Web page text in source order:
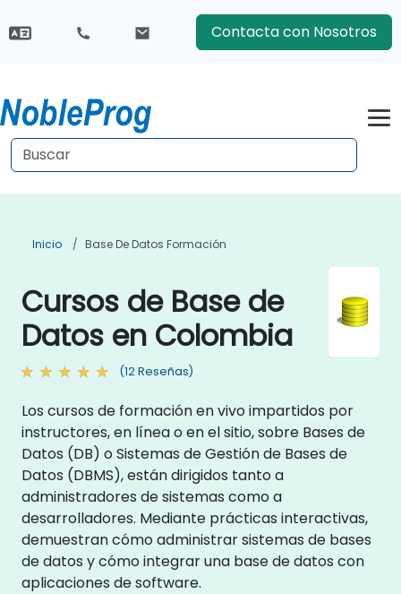
Contacta con Nosotros
Inicio Base De Datos Formación
Cursos de Base de
Datos en Colombia
(12 Reseñas)
Los cursos de formación en vivo impartidos por
instructores, en línea o en el sitio, sobre Bases de
Datos (DB) o Sistemas de Gestión de Bases de
Datos (DBMS), están dirigidos tanto a
administradores de sistemas como a
desarrolladores. Mediante prácticas interactivas,
demuestran cómo administrar sistemas de bases
de datos y cómo integrar una base de datos con
aplicaciones de software.